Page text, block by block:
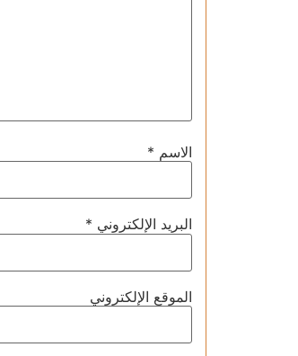
الاسم *
البريد الإلكتروني *
الموقع الإلكتروني